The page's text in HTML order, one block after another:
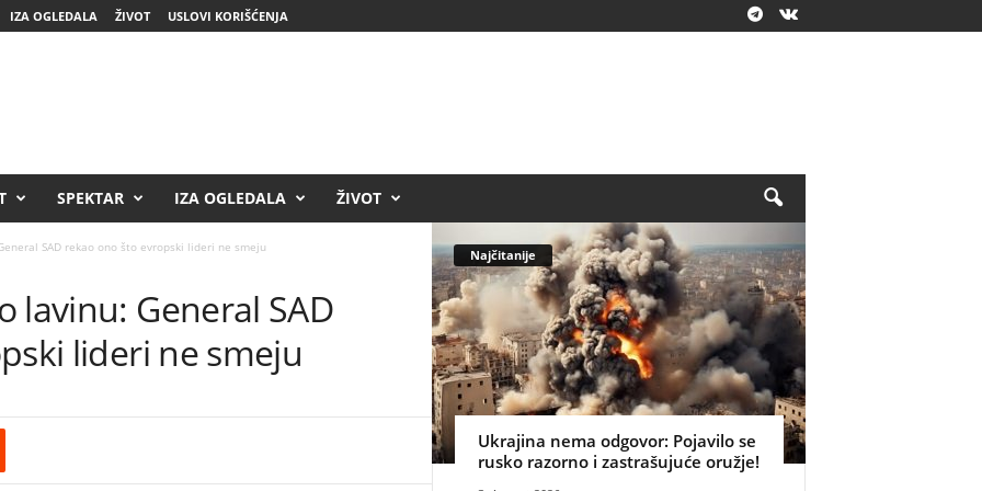
IZA OGLEDALA ŽIVOT USLOVI KORIŠĆENJA
SPEKTAR IZA OGLEDALA ŽIVOT
SAD rekao ono što evropski lideri ne smeju
lavinu: General SAD
lideri ne smeju
Najčitanije
Ukrajina nema odgovor: Pojavilo se
rusko razorno i zastrašujuće oružje!